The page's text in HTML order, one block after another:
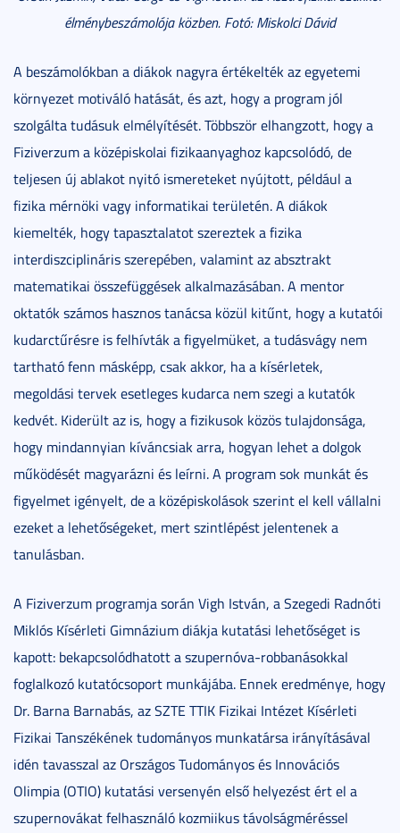
élménybeszámolója közben. Fotó: Miskolci Dávid
A beszámolókban a diákok nagyra értékelték az egyetemi
környezet motiváló hatását, és azt, hogy a program jól
szolgálta tudásuk elmélyítését. Többször elhangzott, hogy a
Fiziverzum a középiskolai fizikaanyaghoz kapcsolódó, de
teljesen új ablakot nyitó ismereteket nyújtott, például a
fizika mérnöki vagy informatikai területén. A diákok
kiemelték, hogy tapasztalatot szereztek a fizika
interdiszciplináris szerepében, valamint az absztrakt
matematikai összefüggések alkalmazásában. A mentor
oktatók számos hasznos tanácsa közül kitűnt, hogy a kutatói
kudarctűrésre is felhívták a figyelmüket, a tudásvágy nem
tartható fenn másképp, csak akkor, ha a kísérletek,
megoldási tervek esetleges kudarca nem szegi a kutatók
kedvét. Kiderült az is, hogy a fizikusok közös tulajdonsága,
hogy mindannyian kíváncsiak arra, hogyan lehet a dolgok
működését magyarázni és leírni. A program sok munkát és
figyelmet igényelt, de a középiskolások szerint el kell vállalni
ezeket a lehetőségeket, mert szintlépést jelentenek a
tanulásban.
A Fiziverzum programja során Vigh István, a Szegedi Radnóti
Miklós Kísérleti Gimnázium diákja kutatási lehetőséget is
kapott: bekapcsolódhatott a szupernóva-robbanásokkal
foglalkozó kutatócsoport munkájába. Ennek eredménye, hogy
Dr. Barna Barnabás, az SZTE TTIK Fizikai Intézet Kísérleti
Fizikai Tanszékének tudományos munkatársa irányításával
idén tavasszal az Országos Tudományos és Innovációs
Olimpia (OTIO) kutatási versenyén első helyezést ért el a
szupernovákat felhasználó kozmiikus távolságméréssel